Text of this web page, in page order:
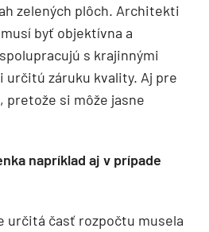
zelených plôch. Architekti
byť objektívna a
s krajinnými
záruku kvality. Aj pre
pretože si môže jasne
napríklad aj v prípade
určitá časť rozpočtu musela